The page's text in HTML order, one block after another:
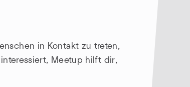
in Kontakt zu treten,
Meetup hilft dir,